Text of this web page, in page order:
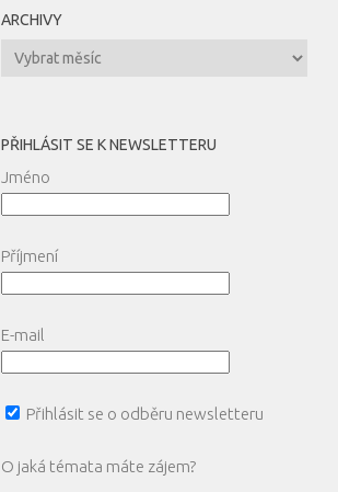
ARCHIVY
Archivy
PŘIHLÁSIT SE K NEWSLETTERU
Jméno
Příjmení
E-mail
Přihlásit se o odběru newsletteru
O jaká témata máte zájem?